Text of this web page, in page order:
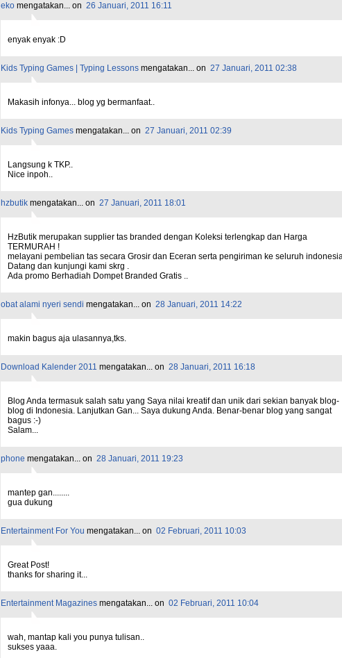
eko mengatakan... on 26 Januari, 2011 16:11
enyak enyak :D
Kids Typing Games | Typing Lessons mengatakan... on 27 Januari, 2011 02:38
Makasih infonya... blog yg bermanfaat..
Kids Typing Games mengatakan... on 27 Januari, 2011 02:39
Langsung k TKP..
Nice inpoh..
hzbutik mengatakan... on 27 Januari, 2011 18:01
HzButik merupakan supplier tas branded dengan Koleksi terlengkap dan Harga
TERMURAH !
melayani pembelian tas secara Grosir dan Eceran serta pengiriman ke seluruh
Datang dan kunjungi kami skrg .
Ada promo Berhadiah Dompet Branded Gratis ..
obat alami nyeri sendi mengatakan... on 28 Januari, 2011 14:22
makin bagus aja ulasannya,tks.
Download Kalender 2011 mengatakan... on 28 Januari, 2011 16:18
Blog Anda termasuk salah satu yang Saya nilai kreatif dan unik dari sekian banyak blog-
blog di Indonesia. Lanjutkan Gan... Saya dukung Anda. Benar-benar blog yang sangat
bagus :-)
Salam...
phone mengatakan... on 28 Januari, 2011 19:23
mantep gan........
gua dukung
Entertainment For You mengatakan... on 02 Februari, 2011 10:03
Great Post!
thanks for sharing it...
Entertainment Magazines mengatakan... on 02 Februari, 2011 10:04
wah, mantap kali you punya tulisan..
sukses yaaa.